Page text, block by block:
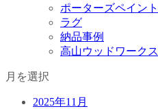
ポーターズペイント
ラグ
納品事例
高山ウッドワークス
月を選択
2025年11月